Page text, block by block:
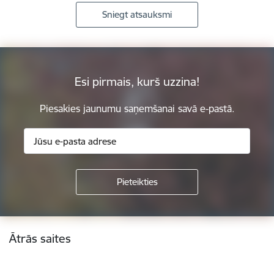
Sniegt atsauksmi
Esi pirmais, kurš uzzina!
Piesakies jaunumu saņemšanai savā e-pastā.
Kājene
Ātrās saites